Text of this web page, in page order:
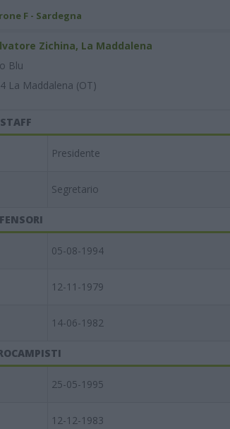
F - Sardegna
Zichina, La Maddalena
Blu
La Maddalena (OT)
STAFF
Presidente
Segretario
05-08-1994
12-11-1979
14-06-1982
25-05-1995
12-12-1983